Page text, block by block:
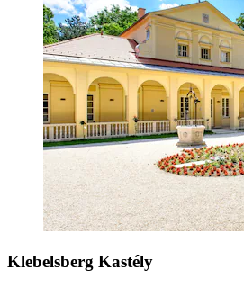
Klebelsberg Kastély